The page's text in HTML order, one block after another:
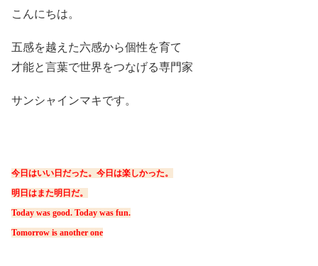
こんにちは。
五感を越えた六感から個性を育て
才能と言葉で世界をつなげる専門家
サンシャインマキです。
今日はいい日だった。今日は楽しかった。
明日はまた明日だ。
Today was good. Today was fun.
Tomorrow is another one